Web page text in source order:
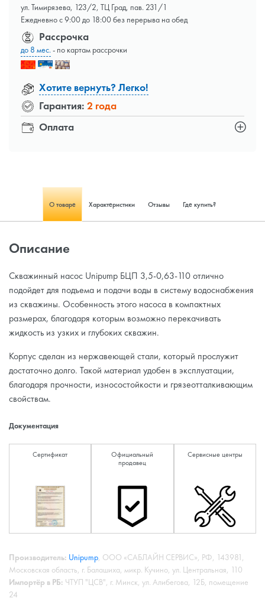
ул. Тимирязева, 123/2, ТЦ Град, пав. 231/1
Ежедневно с 9:00 до 18:00 без перерыва на обед
Оплата
Рассрочка
до 8 мес.- по картам рассрочки
Хотите вернуть? Легко!
Гарантия: 2 года
О товаре Характеристики Отзывы Где купить?
Описание
Скважинный насос Unipump БЦП 3,5-0,63-110 отлично
подойдет для подъема и подачи воды в систему водоснабжения
из скважины. Особенность этого насоса в компактных
размерах, благодаря которым возможно перекачивать
жидкость из узких и глубоких скважин.
Корпус сделан из нержавеющей стали, который прослужит
достаточно долго. Такой материал удобен в эксплуатации,
благодаря прочности, износостойкости и грязеотталкивающим
свойствам.
Документация
Сертификат
Официальный
продавец
Сервисные центры
Производитель: Unipump, ООО «САБЛАЙН СЕРВИС», РФ, 143981,
Московская область, г. Балашиха, микр. Кучино, ул. Центральная, 110
Импортёр в РБ: ЧТУП "ЦСВ", г. Минск, ул. Алибегова, 12Б, помещение
24